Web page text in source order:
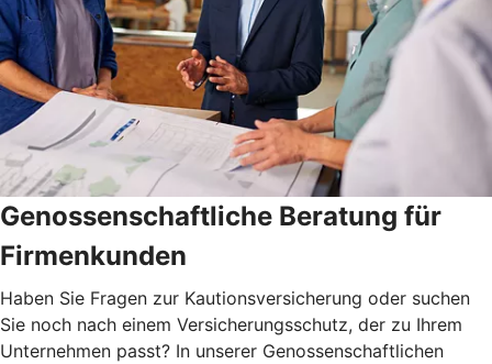
Genossenschaftliche Beratung für
Firmenkunden
Haben Sie Fragen zur Kautionsversicherung oder suchen
Sie noch nach einem Versicherungsschutz, der zu Ihrem
Unternehmen passt? In unserer Genossenschaftlichen